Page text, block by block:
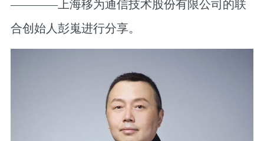
————上海移为通信技术股份有限公司的联
合创始人彭嵬进行分享。